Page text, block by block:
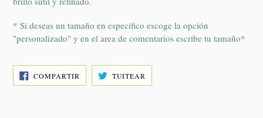
* Si deseas un tamaño en especifico escoge la opción
"personalizado" y en el area de comentarios escribe tu tamaño*
COMPARTIR COMPARTIR
EN
FACEBOOK
TUITEAR
TWITTER